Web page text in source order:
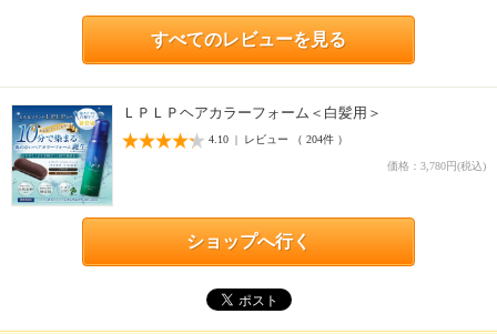
すべてのレビューを見る
ＬＰＬＰヘアカラーフォーム＜白髪用＞
4.10 | レビュー （ 204件 ）
価格：3,780円(税込)
ショップへ行く